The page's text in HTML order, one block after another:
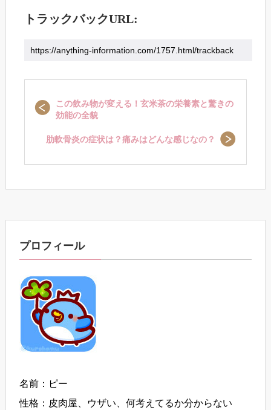
トラックバックURL:
この飲み物が変える！玄米茶の栄養素と驚きの
効能の全貌
肋軟骨炎の症状は？痛みはどんな感じなの？
プロフィール
名前：ピー
性格：皮肉屋、ウザい、何考えてるか分からない